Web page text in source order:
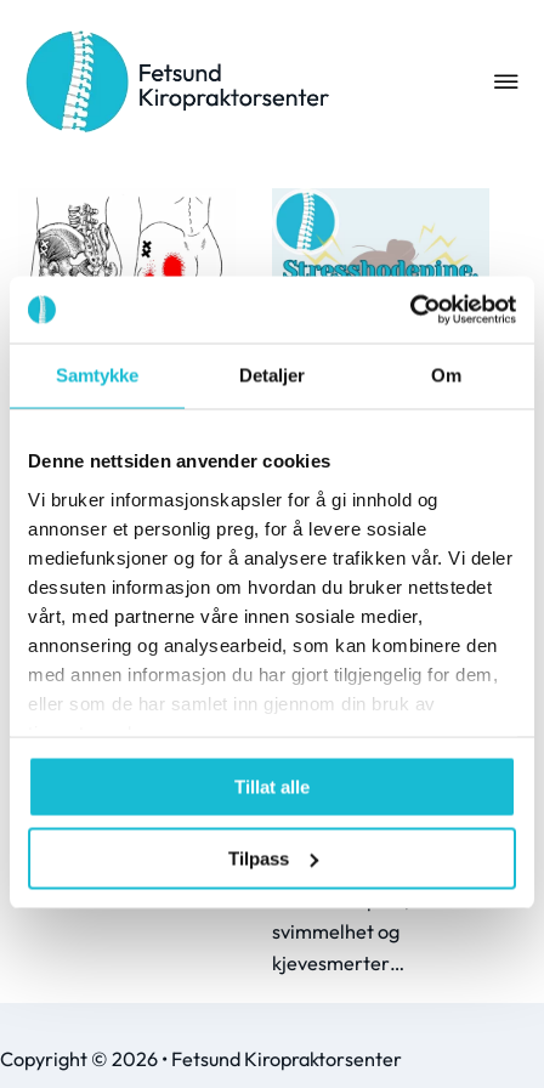
Samtykke Detaljer Om
Denne nettsiden anvender cookies
Vi bruker informasjonskapsler for å gi innhold og
annonser et personlig preg, for å levere sosiale
mediefunksjoner og for å analysere trafikken vår. Vi deler
dessuten informasjon om hvordan du bruker nettstedet
vårt, med partnerne våre innen sosiale medier,
annonsering og analysearbeid, som kan kombinere den
med annen informasjon du har gjort tilgjengelig for dem,
eller som de har samlet inn gjennom din bruk av
Tillat alle
Tilpass
Kategori:kjeve
Våre vanligste
triggerpunkter
18. mars 2026
Skrevet av Kiropraktor
Marie Hermansen,
Fetsund
kiropraktorsenter.
kan gjøre vondt lokalt…
Stresshodepine,
svimmelhet og
kjevesmerter
28. februar 2025
Stresshodepine,
Svimmelhet og
Kjevesmerter På
Fetsund
problemer. Mange
opplever
svimmelhet og
kjevesmerter…
Copyright © 2026 • Fetsund Kiropraktorsenter